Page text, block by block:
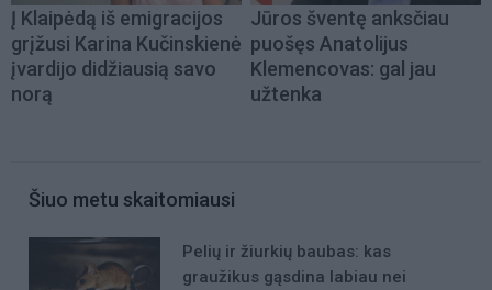
Į Klaipėdą iš emigracijos
grįžusi Karina Kučinskienė
įvardijo didžiausią savo
norą
Jūros šventę anksčiau
puošęs Anatolijus
Klemencovas: gal jau
užtenka
Šiuo metu skaitomiausi
Pelių ir žiurkių baubas: kas
graužikus gąsdina labiau nei